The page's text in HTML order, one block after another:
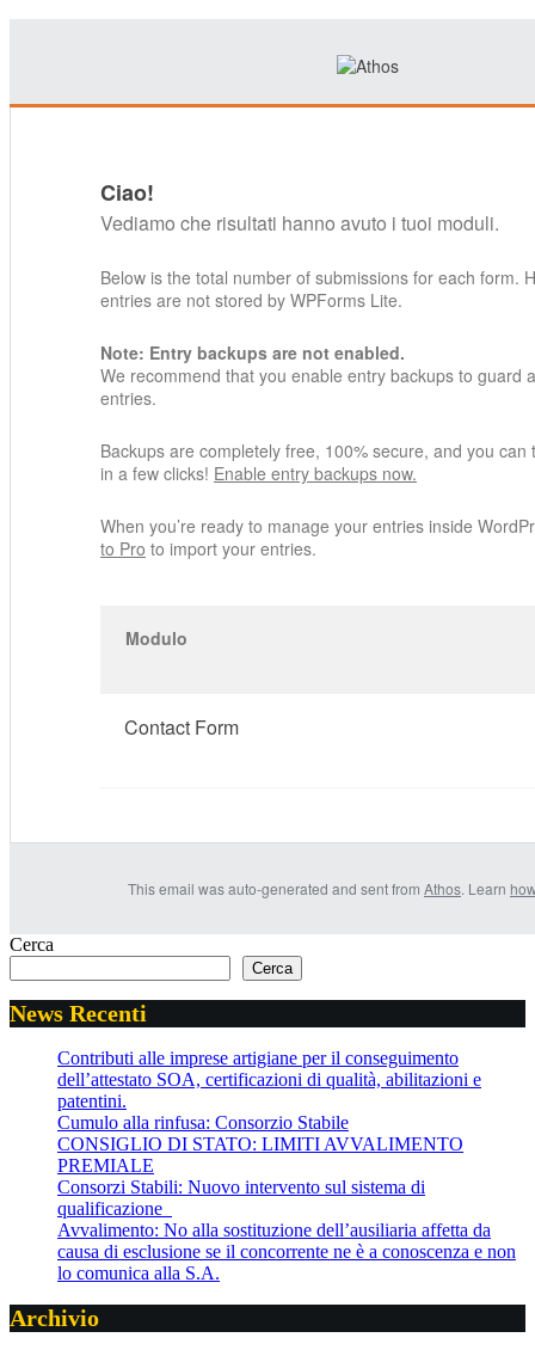
Ciao!
Vediamo che risultati hanno avuto i tuoi moduli.
Below is the total number of submissions for each form.
entries are not stored by WPForms Lite.
Note: Entry backups are not enabled.
We recommend that you enable entry backups to guard
entries.
Backups are completely free, 100% secure, and you can
in a few clicks! Enable entry backups now.
When you’re ready to manage your entries inside
to Pro to import your entries.
Modulo
Contact Form
This email was auto-generated and sent from Athos. Learn
Cerca
Cerca
News Recenti
Contributi alle imprese artigiane per il conseguimento
dell’attestato SOA, certificazioni di qualità, abilitazioni e
patentini.
Cumulo alla rinfusa: Consorzio Stabile
CONSIGLIO DI STATO: LIMITI AVVALIMENTO
PREMIALE
Consorzi Stabili: Nuovo intervento sul sistema di
qualificazione
Avvalimento: No alla sostituzione dell’ausiliaria affetta da
causa di esclusione se il concorrente ne è a conoscenza e non
lo comunica alla S.A.
Archivio